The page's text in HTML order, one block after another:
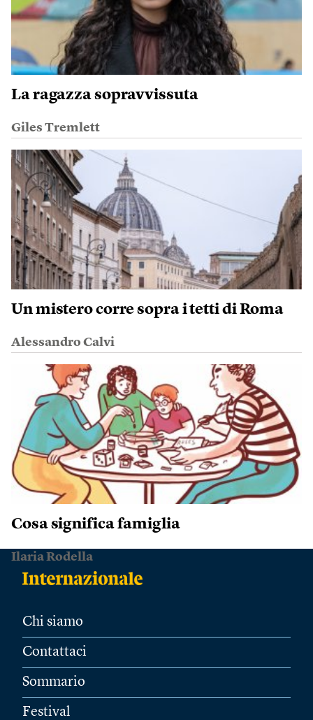
La ragazza sopravvissuta
Giles Tremlett
Un mistero corre sopra i tetti di Roma
Alessandro Calvi
Cosa significa famiglia
Ilaria Rodella
Chi siamo
Contattaci
Sommario
Festival